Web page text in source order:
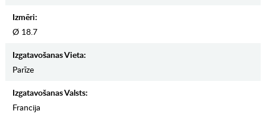
Izmēri:
Ø 18.7
Izgatavošanas Vieta:
Parīze
Izgatavošanas Valsts:
Francija